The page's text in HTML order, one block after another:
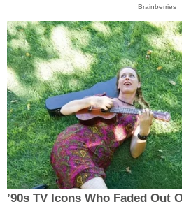
Brainberries
’90s TV Icons Who Faded Out